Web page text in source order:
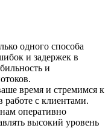
одного способа
и задержек в
и
время и стремимся к
с клиентами.
оперативно
высокий уровень